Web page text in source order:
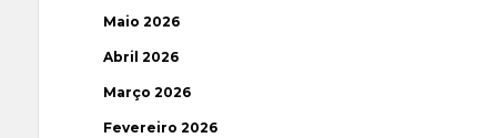
Maio 2026
Abril 2026
Março 2026
Fevereiro 2026